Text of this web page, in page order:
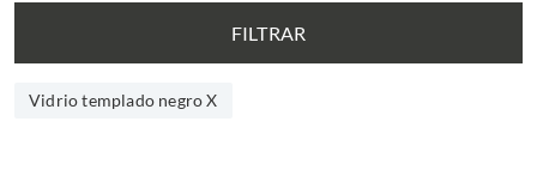
FILTRAR
Vidrio templado negro X